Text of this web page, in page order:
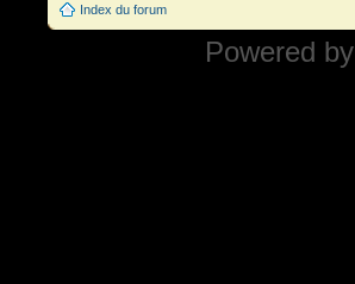
Index du forum
Powered by